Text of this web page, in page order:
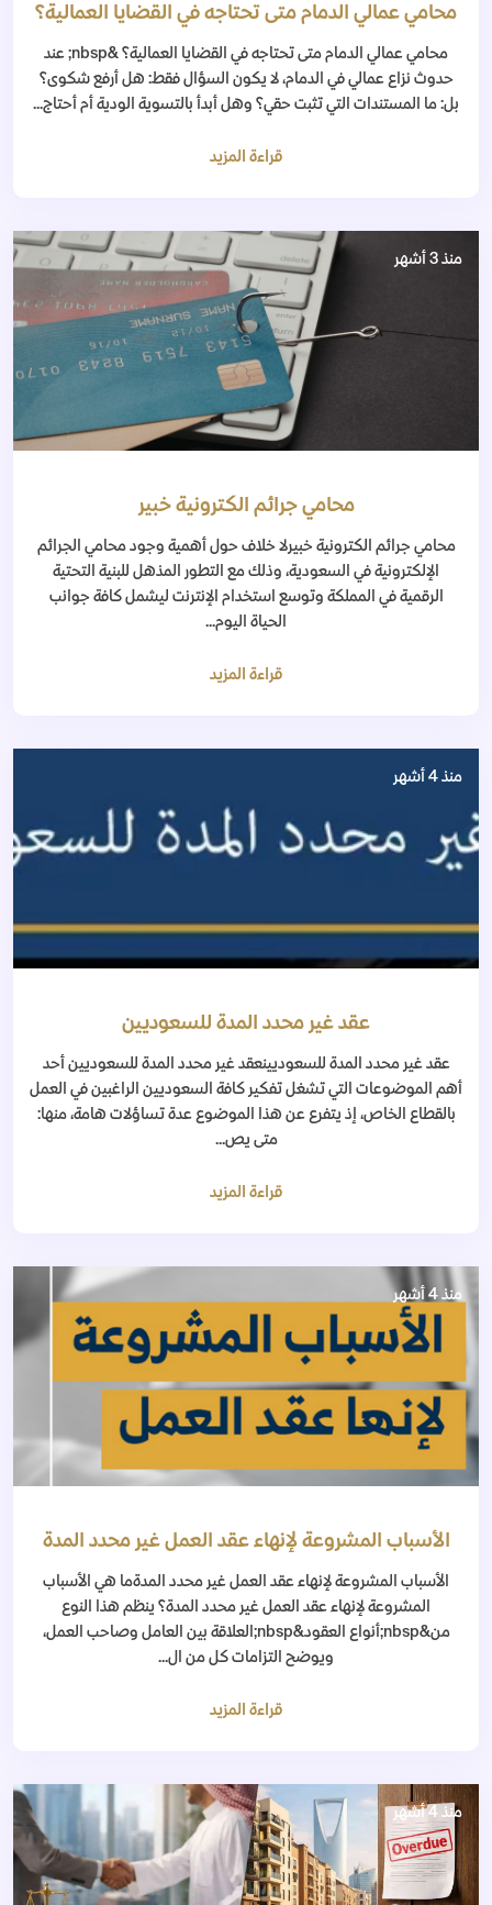
محامي عمالي الدمام متى تحتاجه في القضايا العمالية؟
محامي عمالي الدمام متى تحتاجه في القضايا العمالية؟ &nbsp; عند
حدوث نزاع عمالي في الدمام، لا يكون السؤال فقط: هل أرفع شكوى؟
بل: ما المستندات التي تثبت حقي؟ وهل أبدأ بالتسوية الودية أم أحتاج...
قراءة المزيد
منذ 3 أشهر
محامي جرائم الكترونية خبير
محامي جرائم الكترونية خبيرلا خلاف حول أهمية وجود محامي الجرائم
الإلكترونية في السعودية، وذلك مع التطور المذهل للبنية التحتية
الرقمية في المملكة وتوسع استخدام الإنترنت ليشمل كافة جوانب
الحياة اليوم...
قراءة المزيد
منذ 4 أشهر
عقد غير محدد المدة للسعوديين
عقد غير محدد المدة للسعوديينعقد غير محدد المدة للسعوديين أحد
أهم الموضوعات التي تشغل تفكير كافة السعوديين الراغبين في العمل
بالقطاع الخاص، إذ يتفرع عن هذا الموضوع عدة تساؤلات هامة، منها:
متى يص...
قراءة المزيد
منذ 4 أشهر
الأسباب المشروعة لإنهاء عقد العمل غير محدد المدة
الأسباب المشروعة لإنهاء عقد العمل غير محدد المدةما هي الأسباب
المشروعة لإنهاء عقد العمل غير محدد المدة؟ ينظم هذا النوع
من&nbsp;أنواع العقود&nbsp;العلاقة بين العامل وصاحب العمل،
ويوضح التزامات كل من ال...
قراءة المزيد
منذ 4 أشهر